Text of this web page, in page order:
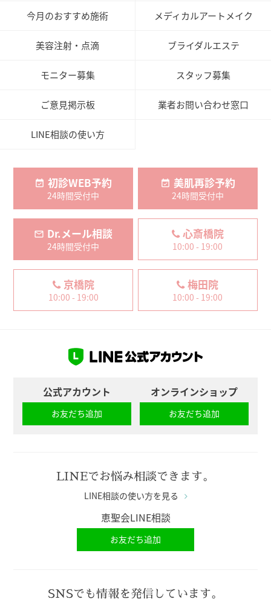
今月のおすすめ施術 メディカルアートメイク
美容注射・点滴 ブライダルエステ
モニター募集 スタッフ募集
ご意見掲示板 業者お問い合わせ窓口
LINE相談の使い方
初診WEB予約
24時間受付中
美肌再診予約
24時間受付中
Dr.メール相談
24時間受付中
心斎橋院
10:00 - 19:00
京橋院
10:00 - 19:00
梅田院
10:00 - 19:00
公式アカウント
お友だち追加
オンラインショップ
お友だち追加
LINEでお悩み相談できます。
LINE相談の使い方を見る
恵聖会LINE相談
お友だち追加
SNSでも情報を発信しています。